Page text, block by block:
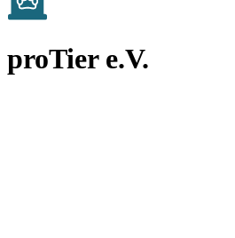
proTier e.V.